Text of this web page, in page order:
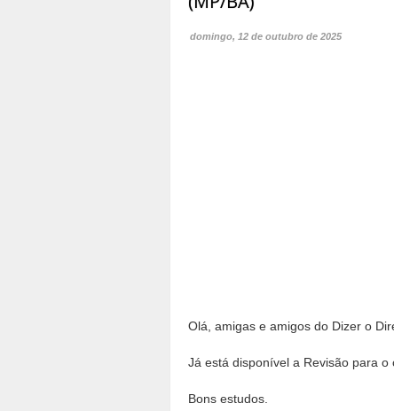
domingo, 12 de outubro de 2025
Olá, amigas e amigos do Dizer o
Já está disponível a Revisão para o
Bons estudos.